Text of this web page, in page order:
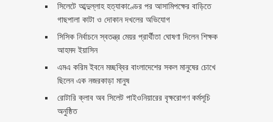
সিলেটে আব্দুল্লাহ হত্যাকাণ্ডের পর আসামিপক্ষের বাড়িতে
গাছপালা কাটা ও দোকান দখলের অভিযোগ
সিসিক নির্বাচনে স্বতন্ত্র মেয়র প্রার্থীতা ঘোষণা দিলেন শিক্ষক
আহমদ ইয়াসিন
এমএ করিম ইবনে মচ্ছব্বির বাংলাদেশের সকল মানুষের চোখে
ছিলেন এক নজরকাড়া মানুষ ‎
রোটারি ক্লাব অব সিলেট পাইওনিয়ারের বৃক্ষরোপণ কর্মসূচি
অনুষ্ঠিত